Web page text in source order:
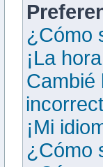
¿Cómo
¡La
Cambié
¡Mi
¿Cómo